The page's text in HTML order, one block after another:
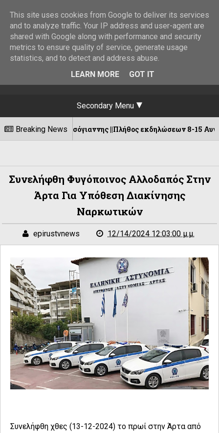
Secondary Menu
Breaking News
Πυρσόγιαννης ||Πλήθος εκδηλώσεων 8-15 Αυγούστου!
Συνελήφθη Φυγόποινος Αλλοδαπός Στην
Άρτα Για Υπόθεση Διακίνησης
Ναρκωτικών
epirustvnews 12/14/2024 12:03:00 μ.μ.
Συνελήφθη χθες (13-12-2024) το πρωί στην Άρτα από
This site uses cookies from Google to deliver its services
and to analyze traffic. Your IP address and user-agent are
shared with Google along with performance and security
metrics to ensure quality of service, generate usage
statistics, and to detect and address abuse.
LEARN MORE
GOT IT